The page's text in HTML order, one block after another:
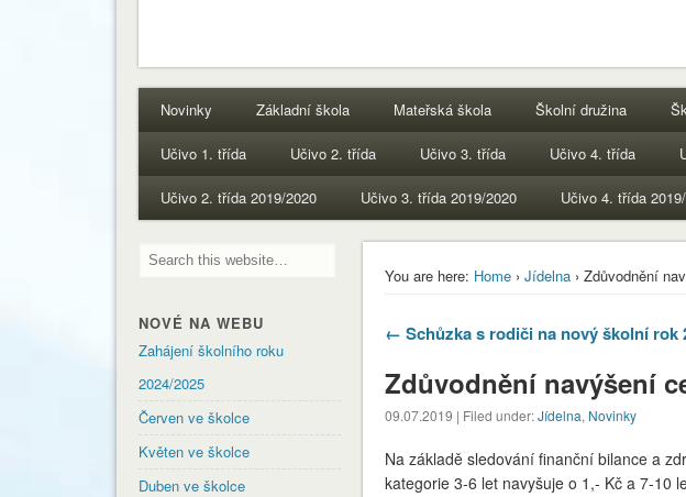
Novinky Základní škola Mateřská škola Školní družina
Učivo 1. třída Učivo 2. třída Učivo 3. třída Učivo 4. třída
Učivo 2. třída 2019/2020 Učivo 3. třída 2019/2020 Učivo 4. třída
You are here: Home› Jídelna› Zdůvodnění
← Schůzka s rodiči na nový školní rok
Zdůvodnění navýšení
09.07.2019 | Filed under:Jídelna, Novinky
Na základě sledování finanční bilance a
kategorie 3-6 let navyšuje o 1,- Kč a 7-10
NOVÉ NA WEBU
Zahájení školního roku
2024/2025
Červen ve školce
Květen ve školce
Duben ve školce